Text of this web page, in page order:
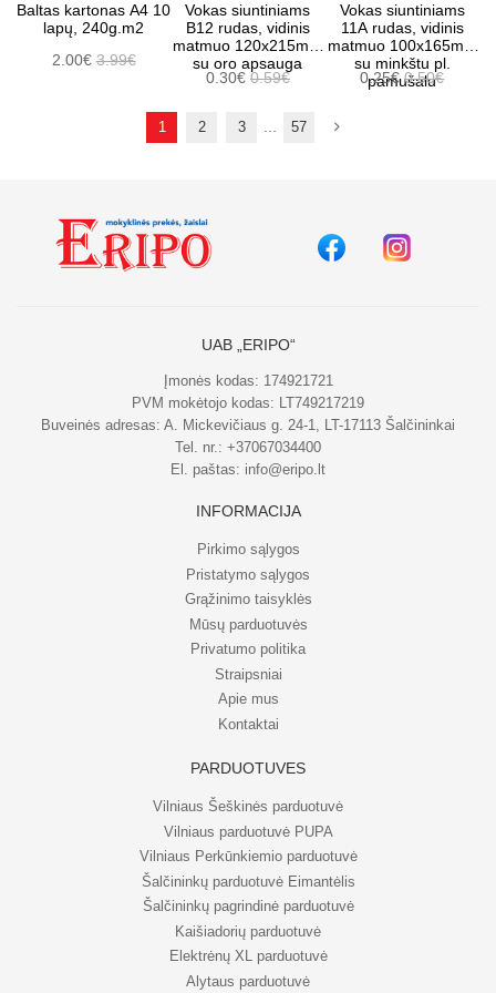
Baltas kartonas A4 10
lapų, 240g.m2
2.00€3.99€
Vokas siuntiniams
B12 rudas, vidinis
matmuo 120x215mm
su oro apsauga
0.30€ 0.59€
Vokas siuntiniams
11A rudas, vidinis
matmuo 100x165mm
su minkštu pl.
pamušalu
0.25€0.50€
1 2 3 57
UAB „ERIPO“
Įmonės kodas: 174921721
PVM mokėtojo kodas: LT749217219
Buveinės adresas: A. Mickevičiaus g. 24-1, LT-17113 Šalčininkai
Tel. nr.: +37067034400
El. paštas: info@eripo.lt
INFORMACIJA
Pirkimo sąlygos
Pristatymo sąlygos
Grąžinimo taisyklės
Mūsų parduotuvės
Privatumo politika
Straipsniai
Apie mus
Kontaktai
PARDUOTUVĖS
Vilniaus Šeškinės parduotuvė
Vilniaus parduotuvė PUPA
Vilniaus Perkūnkiemio parduotuvė
Šalčininkų parduotuvė Eimantėlis
Šalčininkų pagrindinė parduotuvė
Kaišiadorių parduotuvė
Elektrėnų XL parduotuvė
Alytaus parduotuvė